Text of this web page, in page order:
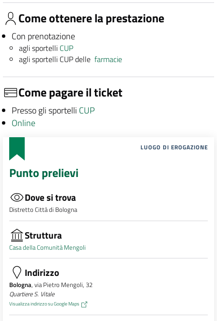
Come ottenere la prestazione
Con prenotazione
agli sportelli CUP
agli sportelli CUP dellefarmacie
Come pagare il ticket
Presso gli sportelli CUP
Online
LUOGO DI EROGAZIONE
Punto prelievi
Dove si trova
Distretto Città di Bologna
Struttura
Casa della Comunità Mengoli
Indirizzo
Bologna, via Pietro Mengoli, 32
Quartiere S. Vitale
Visualizza indirizzo su Google Maps